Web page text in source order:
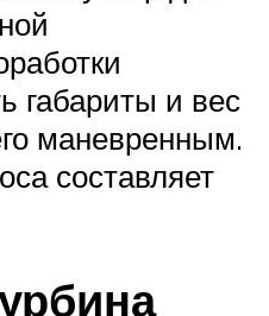
габариты и вес
маневренным.
составляет